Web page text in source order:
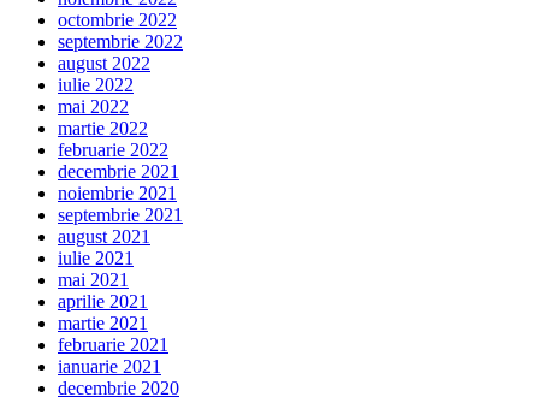
octombrie 2022
septembrie 2022
august 2022
iulie 2022
mai 2022
martie 2022
februarie 2022
decembrie 2021
noiembrie 2021
septembrie 2021
august 2021
iulie 2021
mai 2021
aprilie 2021
martie 2021
februarie 2021
ianuarie 2021
decembrie 2020